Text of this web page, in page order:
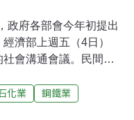
政府各部會今年初提出
濟部上週五（4日）
會溝通會議。民間代
碳大約要花5917元經濟
年較基準年減量
化業
鋼鐵業